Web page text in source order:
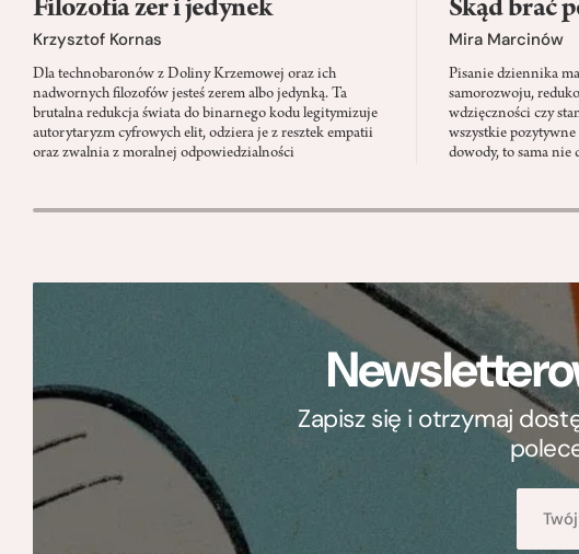
Filozofia zer i jedynek
Krzysztof Kornas
Dla technobaronów z Doliny Krzemowej oraz ich
nadwornych filozofów jesteś zerem albo jedynką. Ta
brutalna redukcja świata do binarnego kodu legitymizuje
autorytaryzm cyfrowych elit, odziera je z resztek empatii
oraz zwalnia z moralnej odpowiedzialności
Skąd brać
Mira Marcinów
Pisanie dziennika
samorozwoju,
wdzięczności czy
wszystkie
dowody, to sama nie
Zapisz się i otrzymaj